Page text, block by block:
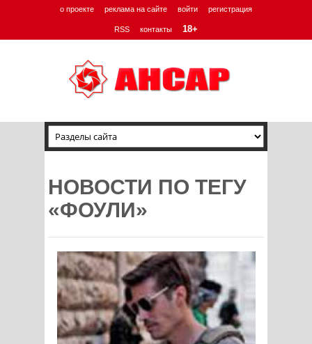
о проекте реклама на сайте войти регистрация
RSS контакты 18+
НОВОСТИ ПО ТЕГУ
«ФОУЛИ»